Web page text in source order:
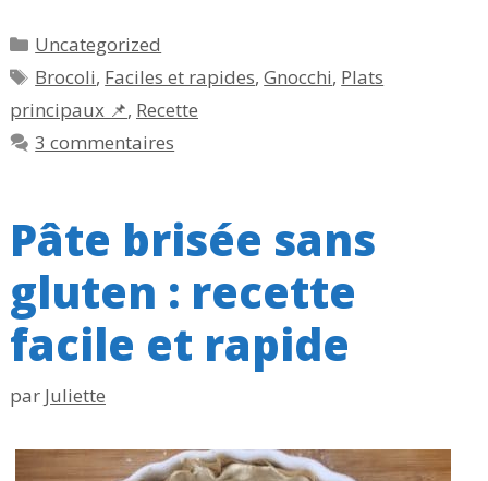
Catégories
Uncategorized
Étiquettes
Brocoli, Faciles et rapides,Gnocchi, Plats
principaux 📌, Recette
3 commentaires
Pâte brisée sans
gluten : recette
facile et rapide
par Juliette